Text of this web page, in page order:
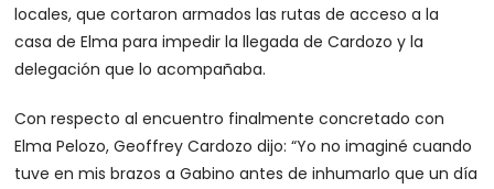
locales, que cortaron armados las rutas de acceso a la
casa de Elma para impedir la llegada de Cardozo y la
delegación que lo acompañaba.
Con respecto al encuentro finalmente concretado con
Elma Pelozo, Geoffrey Cardozo dijo: “Yo no imaginé cuando
tuve en mis brazos a Gabino antes de inhumarlo que un día